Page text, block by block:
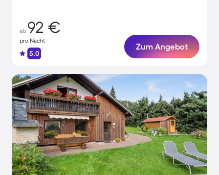
ab 92 €
pro Nacht
5.0
Zum Angebot